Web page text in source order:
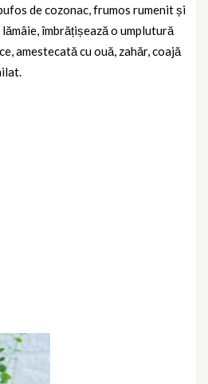
de cozonac, frumos rumenit și
îmbrățișează o umplutură
amestecată cu ouă, zahăr, coajă